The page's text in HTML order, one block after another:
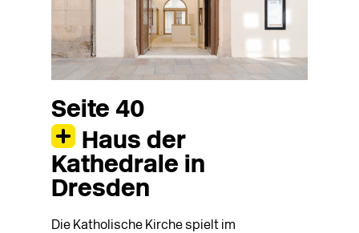
Seite 40
Haus der
Kathedrale in
Dresden
Die Katholische Kirche spielt im